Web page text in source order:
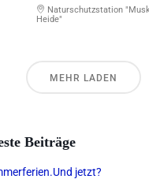
Naturschutzstation
Heide"
MEHR LADEN
Beiträge
jetzt?